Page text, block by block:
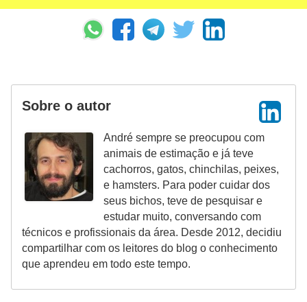
Sobre o autor
André sempre se preocupou com
animais de estimação e já teve
cachorros, gatos, chinchilas, peixes,
e hamsters. Para poder cuidar dos
seus bichos, teve de pesquisar e
estudar muito, conversando com
técnicos e profissionais da área. Desde 2012, decidiu
compartilhar com os leitores do blog o conhecimento
que aprendeu em todo este tempo.
o
p
a
r
a
n
i